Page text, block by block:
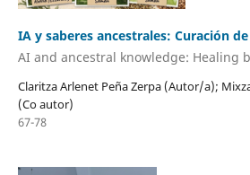
IA y saberes ancestrales: Curación
AI and ancestral knowledge: Healing
Claritza Arlenet Peña Zerpa (Autor/a);
(Co autor)
67-78